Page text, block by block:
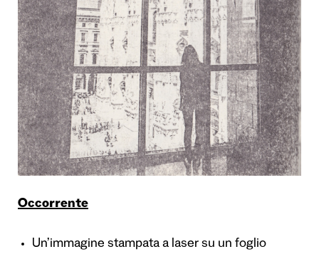
Occorrente
Un’immagine stampata a laser su un foglio